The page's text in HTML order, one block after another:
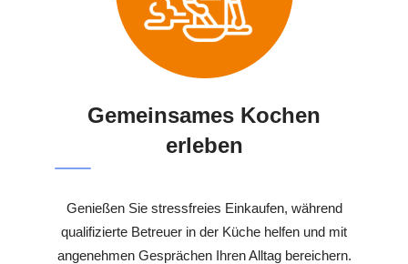
Gemeinsames Kochen
erleben
Genießen Sie stressfreies Einkaufen, während
qualifizierte Betreuer in der Küche helfen und mit
angenehmen Gesprächen Ihren Alltag bereichern.